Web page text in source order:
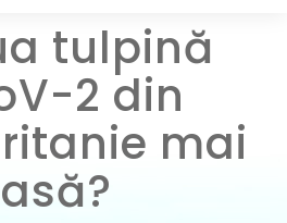
tulpină
2 din
mai